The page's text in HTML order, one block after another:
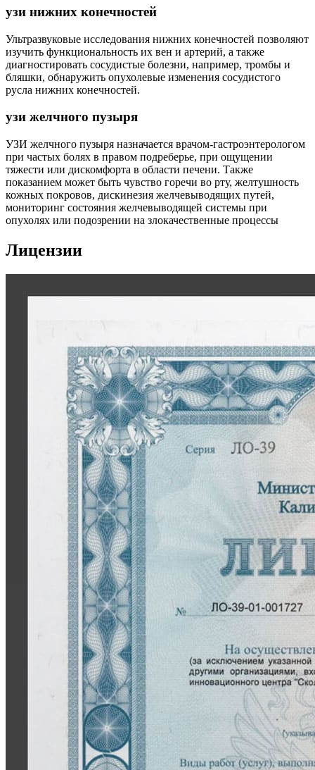
узи нижних конечностей
Ультразвуковые исследования нижних конечностей позволяют
изучить функциональность их вен и артерий, а также
диагностировать сосудистые болезни, например, тромбы и
бляшки, обнаружить опухолевые изменения сосудистого
русла нижних конечностей.
узи желчного пузыря
УЗИ желчного пузыря назначается врачом-гастроэнтерологом
при частых болях в правом подреберье, при ощущении
тяжести или дискомфорта в области печени. Также
показанием может быть чувство горечи во рту, желтушность
кожных покровов, дискинезия желчевыводящих путей,
мониторинг состояния желчевыводящей системы при
опухолях или подозрении на злокачественные процессы
Лицензии